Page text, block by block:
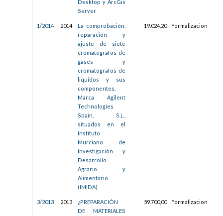
Desktop y ArcGis
Server
1/2014 2014
La comprobación,
reparación y
ajuste de siete
cromatógrafos de
gases y
cromatógrafos de
líquidos y sus
componentes,
Marca Agilent
Technologies
Spain, S.L.,
situados en el
Instituto
Murciano de
Investigación y
Desarrollo
Agrario y
Alimentario
(IMIDA)
19.024,20 Formalizacion
3/2013 2013
¿PREPARACIÓN
DE MATERIALES
59.700,00 Formalizacion